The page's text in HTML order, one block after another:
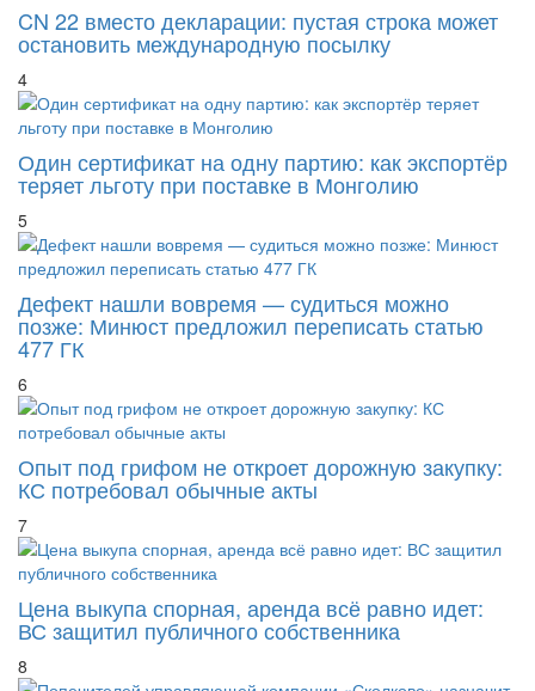
остановить международную посылку
4
Один сертификат на одну партию: как экспортёр
теряет льготу при поставке в Монголию
5
Дефект нашли вовремя — судиться можно
позже: Минюст предложил переписать статью
477 ГК
6
Опыт под грифом не откроет дорожную закупку:
КС потребовал обычные акты
7
Цена выкупа спорная, аренда всё равно идет:
ВС защитил публичного собственника
8